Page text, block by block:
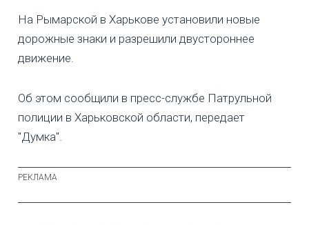
На Рымарской в Харькове установили новые
дорожные знаки и разрешили двустороннее
движение.
Об этом сообщили в пресс-службе Патрульной
полиции в Харьковской области, передает
"Думка".